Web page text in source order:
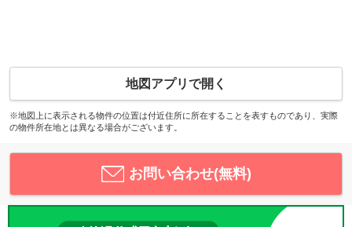
地図アプリで開く
※地図上に表示される物件の位置は付近住所に所在することを表すものであり、実際
の物件所在地とは異なる場合がございます。
お問い合わせ(無料)